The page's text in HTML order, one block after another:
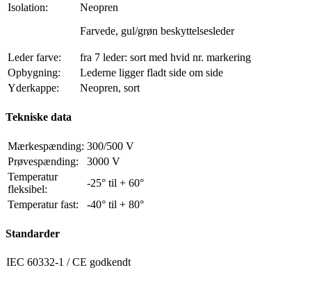
Isolation:
Neopren
Farvede, gul/grøn beskyttelsesleder
Leder farve:
fra 7 leder: sort med hvid nr. markering
Opbygning:
Lederne ligger fladt side om side
Yderkappe:
Neopren, sort
Tekniske data
Mærkespænding: 300/500 V
Prøvespænding:
3000 V
Temperatur
fleksibel:
-25° til + 60°
Temperatur fast:
-40° til + 80°
Standarder
IEC 60332-1 / CE godkendt